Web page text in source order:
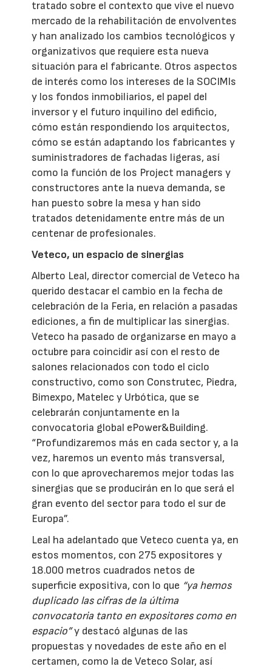
tratado sobre el contexto que vive el nuevo
mercado de la rehabilitación de envolventes
y han analizado los cambios tecnológicos y
organizativos que requiere esta nueva
situación para el fabricante. Otros aspectos
de interés como los intereses de la SOCIMIs
y los fondos inmobiliarios, el papel del
inversor y el futuro inquilino del edificio,
cómo están respondiendo los arquitectos,
cómo se están adaptando los fabricantes y
suministradores de fachadas ligeras, así
como la función de los Project managers y
constructores ante la nueva demanda, se
han puesto sobre la mesa y han sido
tratados detenidamente entre más de un
centenar de profesionales.
Veteco, un espacio de sinergias
Alberto Leal, director comercial de Veteco ha
querido destacar el cambio en la fecha de
celebración de la Feria, en relación a pasadas
ediciones, a fin de multiplicar las sinergias.
Veteco ha pasado de organizarse en mayo a
octubre para coincidir así con el resto de
salones relacionados con todo el ciclo
constructivo, como son Construtec, Piedra,
Bimexpo, Matelec y Urbótica, que se
celebrarán conjuntamente en la
convocatoria global ePower&Building.
“Profundizaremos más en cada sector y, a la
vez, haremos un evento más transversal,
con lo que aprovecharemos mejor todas las
sinergias que se producirán en lo que será el
gran evento del sector para todo el sur de
Europa”.
Leal ha adelantado que Veteco cuenta ya, en
estos momentos, con 275 expositores y
18.000 metros cuadrados netos de
superficie expositiva, con lo que “ya hemos
duplicado las cifras de la última
convocatoria tanto en expositores como en
espacio”y destacó algunas de las
propuestas y novedades de este año en el
certamen, como la de Veteco Solar, así